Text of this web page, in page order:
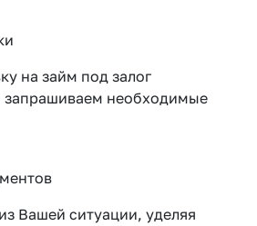
на займ под залог
необходимые
Вашей ситуации, уделяя